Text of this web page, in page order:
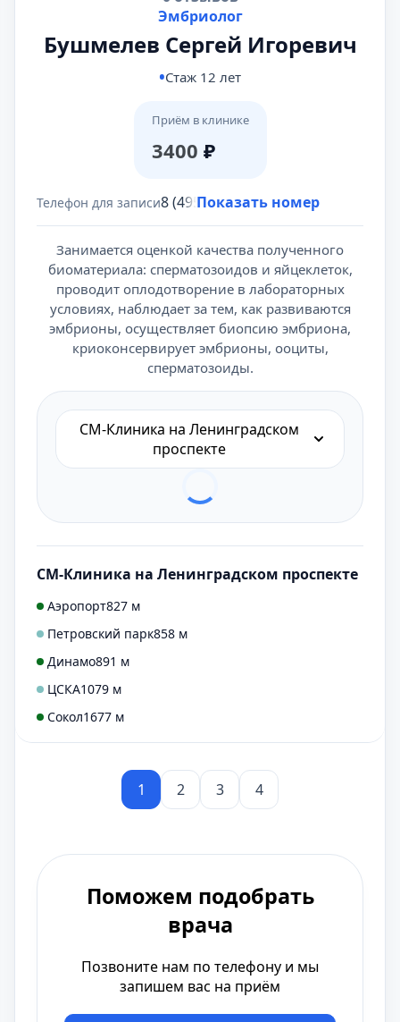
Эмбриолог
Бушмелев Сергей Игоревич
Стаж 12 лет
Приём в клинике
3400 ₽
Телефон для записи8 (495) 431-69-47
Показать номер
Занимается оценкой качества полученного
биоматериала: сперматозоидов и яйцеклеток,
проводит оплодотворение в лабораторных
условиях, наблюдает за тем, как развиваются
эмбрионы, осуществляет биопсию эмбриона,
криоконсервирует эмбрионы, ооциты,
сперматозоиды.
СМ-Клиника на Ленинградском
проспекте
СМ-Клиника на Ленинградском проспекте
Аэропорт827 м
Петровский парк858 м
Динамо891 м
ЦСКА1079 м
Сокол1677 м
1 2 3 4
Поможем подобрать
врача
Позвоните нам по телефону и мы
запишем вас на приём